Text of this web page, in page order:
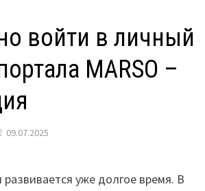
войти в личный
MARSO –
09.07.2025
уже долгое время. В